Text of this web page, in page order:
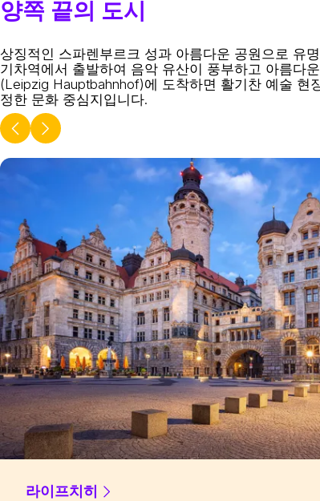
양쪽 끝의 도시
상징적인 스파렌부르크 성과 아름다운 공원으로 유
기차역에서 출발하여 음악 유산이 풍부하고 아름다
(Leipzig Hauptbahnhof)에 도착하면 활기찬 예술 현
정한 문화 중심지입니다.
라이프치히